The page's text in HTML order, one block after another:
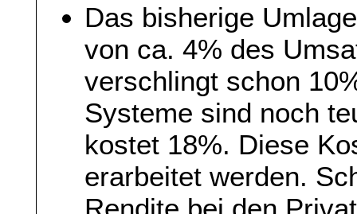
Das bisherige
von ca. 4% des
verschlingt schon
Systeme sind noch
kostet 18%. Diese
erarbeitet werden.
Rendite bei den